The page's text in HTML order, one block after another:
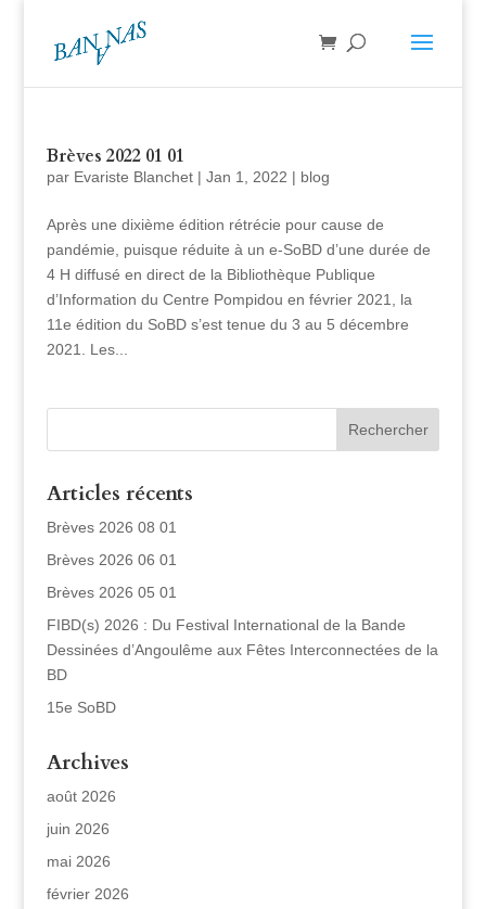
Brèves 2022 01 01
par Evariste Blanchet| Jan 1, 2022 | blog
Après une dixième édition rétrécie pour cause de
pandémie, puisque réduite à un e-SoBD d’une durée de
4 H diffusé en direct de la Bibliothèque Publique
d’Information du Centre Pompidou en février 2021, la
11e édition du SoBD s’est tenue du 3 au 5 décembre
2021. Les...
Articles récents
Brèves 2026 08 01
Brèves 2026 06 01
Brèves 2026 05 01
FIBD(s) 2026 : Du Festival International de la Bande
Dessinées d’Angoulême aux Fêtes Interconnectées de la
BD
15e SoBD
Archives
août 2026
juin 2026
mai 2026
février 2026